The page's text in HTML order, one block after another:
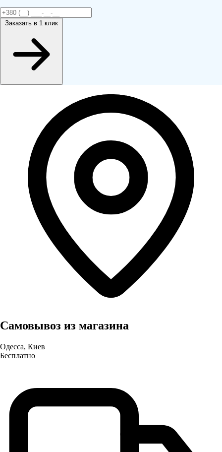
Заказать в 1 клик
Самовывоз из магазина
Одесса, Киев
Бесплатно